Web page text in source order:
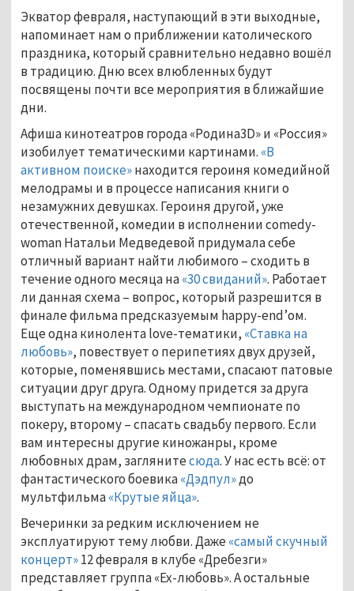
Экватор февраля, наступающий в эти выходные,
напоминает нам о приближении католического
праздника, который сравнительно недавно вошёл
в традицию. Дню всех влюбленных будут
посвящены почти все мероприятия в ближайшие
дни.
Афиша кинотеатров города «Родина3D» и «Россия»
изобилует тематическими картинами. «В
активном поиске»находится героиня комедийной
мелодрамы и в процессе написания книги о
незамужних девушках. Героиня другой, уже
отечественной, комедии в исполнении comedy-
woman Натальи Медведевой придумала себе
отличный вариант найти любимого – сходить в
течение одного месяца на«30 свиданий». Работает
ли данная схема – вопрос, который разрешится в
финале фильма предсказуемым happy-end’ом.
Еще одна кинолента love-тематики, «Ставка на
любовь», повествует о перипетиях двух друзей,
которые, поменявшись местами, спасают патовые
ситуации друг друга. Одному придется за друга
выступать на международном чемпионате по
покеру, второму – спасать свадьбу первого. Если
вам интересны другие киножанры, кроме
любовных драм, заглянитесюда. У нас есть всё: от
фантастического боевика«Дэдпул»до
мультфильма«Крутые яйца».
Вечеринки за редким исключением не
эксплуатируют тему любви. Даже «самый скучный
концерт»12 февраля в клубе «Дребезги»
представляет группа «Ex-любовь». А остальные